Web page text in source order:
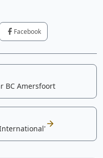
Facebook
BC Amersfoort